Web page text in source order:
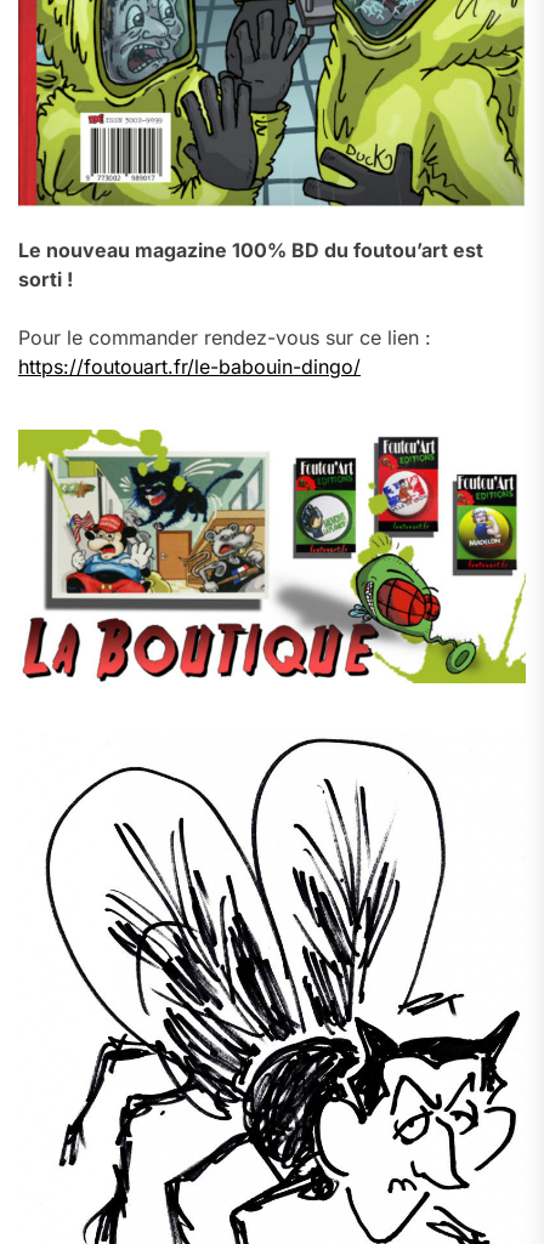
Le nouveau magazine 100% BD du foutou’art est
sorti !
Pour le commander rendez-vous sur ce lien :
https://foutouart.fr/le-babouin-dingo/